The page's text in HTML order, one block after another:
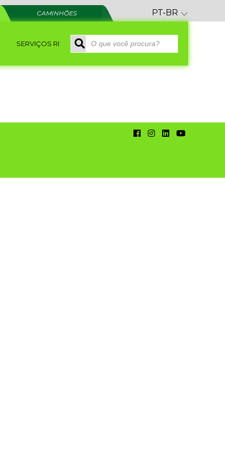
CAMINHÕES PT-BR
SERVIÇOS RI